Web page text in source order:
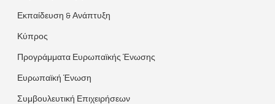
Εκπαίδευση & Ανάπτυξη
Κύπρος
Προγράμματα Ευρωπαϊκής Ένωσης
Ευρωπαϊκή Ένωση
Συμβουλευτική Επιχειρήσεων